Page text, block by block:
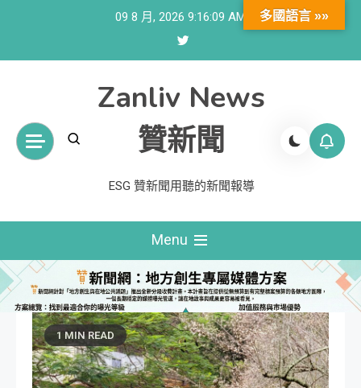
09 8 月, 2026 9:16:09 AM
Zanliv News
贊新聞
ESG 贊新聞用聽的新聞報導
Menu
1 MIN READ
多國語言 »»